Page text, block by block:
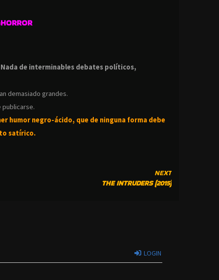
Nada de interminables debates políticos,
demasiado grandes.
publicarse.
humor negro-ácido, que de ninguna forma debe
satírico.
NEXT
THE INTRUDERS (2015)
LOGIN